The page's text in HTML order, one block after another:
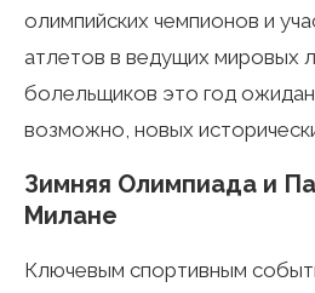
олимпийских чемпионов и
атлетов в ведущих мировых
болельщиков это год
возможно, новых
Зимняя Олимпиада и
Милане
Ключевым спортивным